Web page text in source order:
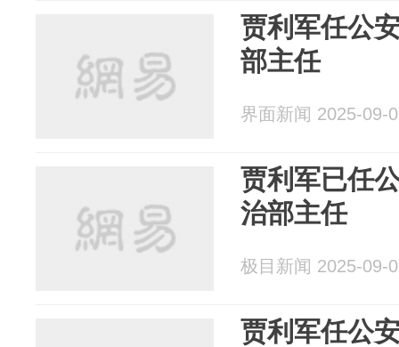
贾利军任公
部主任
界面新闻 2025-09-
贾利军已任
治部主任
极目新闻 2025-09-
贾利军任公